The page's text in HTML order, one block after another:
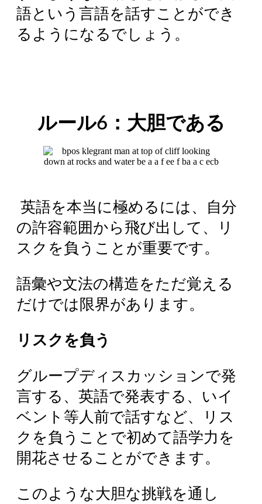
語という言語を話すことができ
るようになるでしょう。
ルール6：大胆である
英語を本当に極めるには、自分
の許容範囲から飛び出して、リ
スクを負うことが重要です。
語彙や文法の構造をただ覚える
だけでは限界があります。
リスクを負う
グループディスカッションで発
言する、英語で発表する、いイ
ベント等人前で話すなど、リス
クを負うことで初めて語学力を
開花させることができます。
このような大胆な挑戦を通し